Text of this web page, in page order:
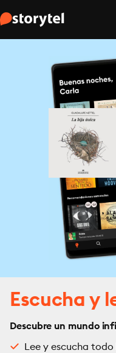
Escucha y
Descubre un mundo
Lee y escucha